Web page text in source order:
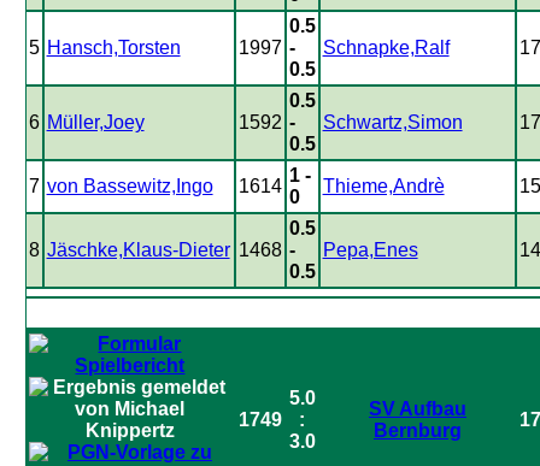
5 Hansch,Torsten 1997
0.5
-
0.5
Schnapke,Ralf
6 Müller,Joey 1592
0.5
-
0.5
Schwartz,Simon
7 von Bassewitz,Ingo 1614
1 -
0
Thieme,Andrè
8 Jäschke,Klaus-Dieter 1468
0.5
-
0.5
Pepa,Enes
1749
5.0
:
3.0
SV Aufbau
Bernburg